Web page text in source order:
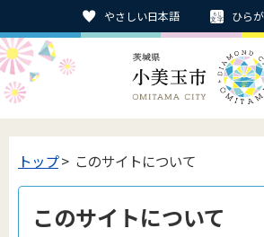
やさしい日本語 ひら
トップ> このサイトについて
このサイトについて